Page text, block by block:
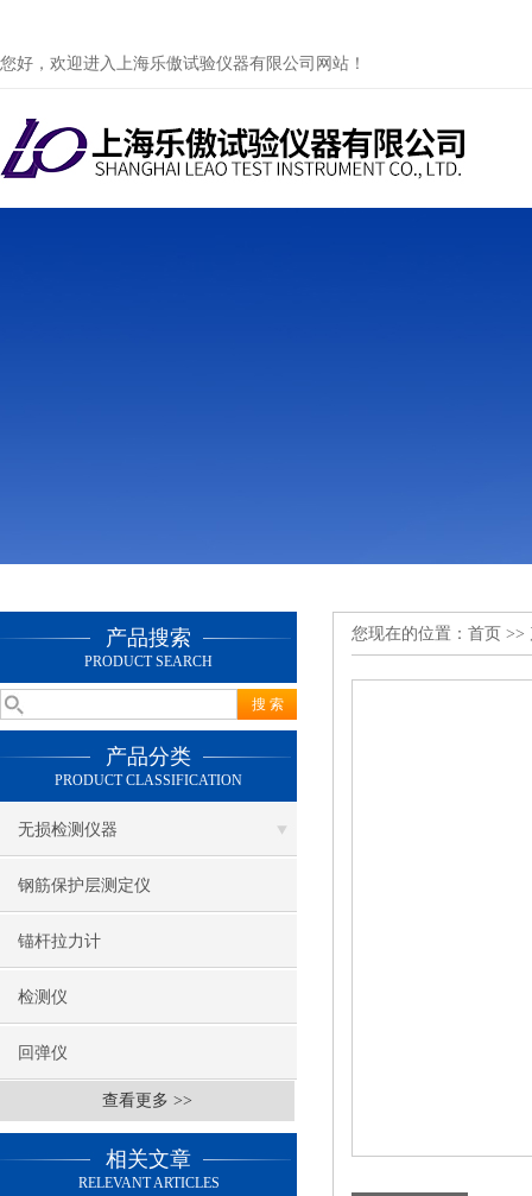
您好，欢迎进入上海乐傲试验仪器有限公司网站！
产品搜索
PRODUCT SEARCH
产品分类
PRODUCT CLASSIFICATION
无损检测仪器
钢筋保护层测定仪
锚杆拉力计
检测仪
回弹仪
查看更多 >>
相关文章
RELEVANT ARTICLES
您现在的位置： 首页 >>